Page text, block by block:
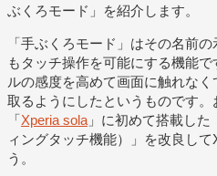
ぶくろモード」を紹介します。
「手ぶくろモード」はその名前
もタッチ操作を可能にする機能
ルの感度を高めて画面に触れな
取るようにしたというものです
「Xperia sola 」に初めて搭載し
ィングタッチ機能）」を改良し
う。